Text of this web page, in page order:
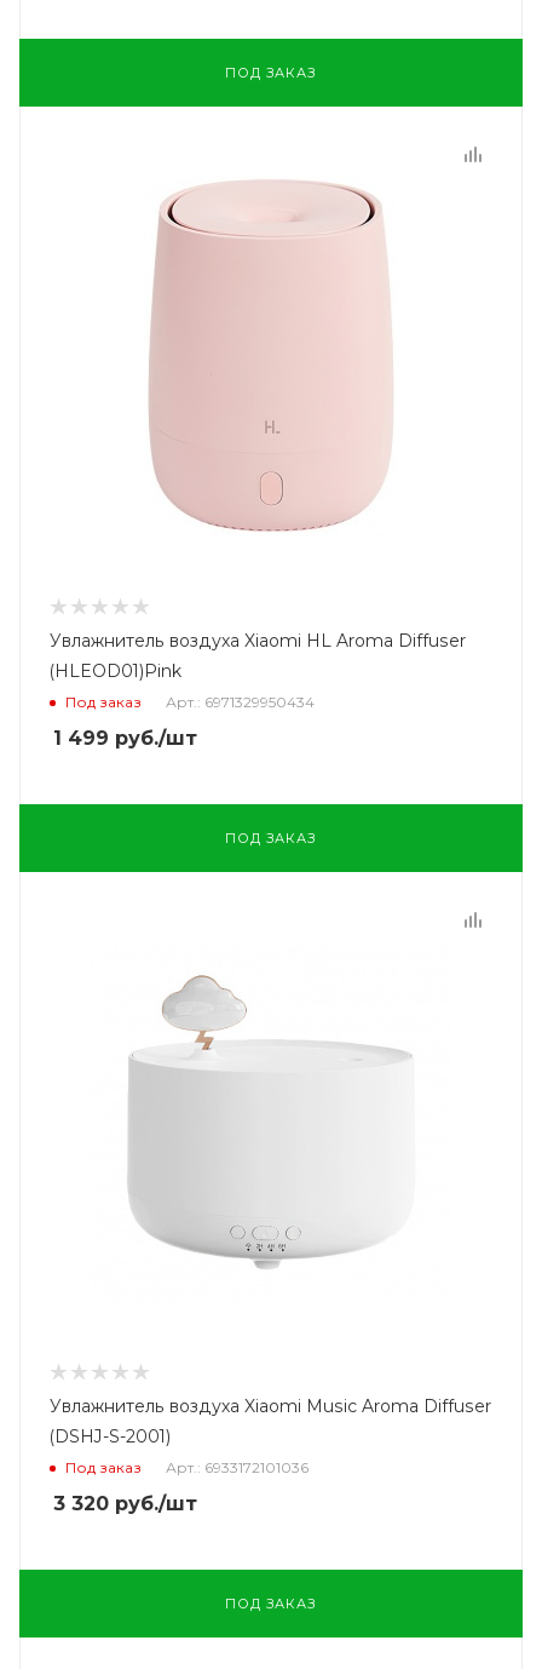
ПОД ЗАКАЗ
Увлажнитель воздуха Xiaomi HL Aroma Diffuser
(HLEOD01)Pink
Под заказ Арт.: 6971329950434
1 499 руб./шт
ПОД ЗАКАЗ
Увлажнитель воздуха Xiaomi Music Aroma Diffuser
(DSHJ-S-2001)
Под заказ Арт.: 6933172101036
3 320 руб./шт
ПОД ЗАКАЗ